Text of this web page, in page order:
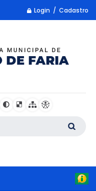
Login / Cadastro